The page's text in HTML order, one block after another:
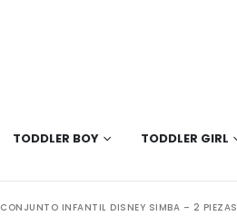
TODDLER BOY TODDLER GIRL
CONJUNTO INFANTIL DISNEY SIMBA – 2 PIEZAS